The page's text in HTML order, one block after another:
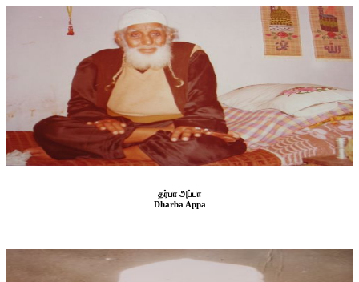
தர்பா அப்பா
Dharba Appa